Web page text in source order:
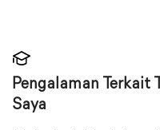
Pengalaman Terkait
Saya